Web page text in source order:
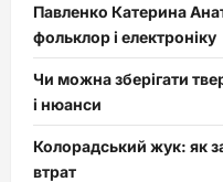
Павленко Катерина
фольклор і електроніку
Чи можна зберігати
і нюанси
Колорадський жук: як
втрат